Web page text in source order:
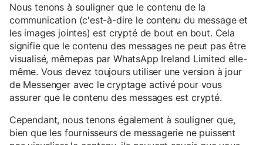
Nous tenons à souligner que le contenu de la
communication (c'est-à-dire le contenu du message et
les images jointes) est crypté de bout en bout. Cela
signifie que le contenu des messages ne peut pas être
visualisé, mêmepas par WhatsApp Ireland Limited elle-
même. Vous devez toujours utiliser une version à jour
de Messenger avec le cryptage activé pour vous
assurer que le contenu des messages est crypté.
Cependant, nous tenons également à souligner que,
bien que les fournisseurs de messagerie ne puissent